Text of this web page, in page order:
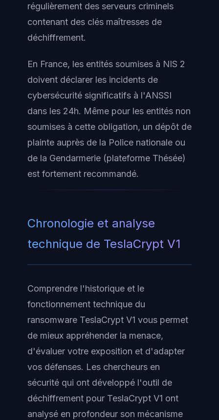
régulièrement des serveurs criminels
contenant des clés maîtresses de
déchiffrement.
En France, les entités soumises à NIS 2
doivent déclarer les incidents de
cybersécurité significatifs à l'ANSSI
dans les 24h. Même pour les entités non
soumises à cette obligation, un dépôt de
plainte auprès de la Police nationale ou
de la Gendarmerie (plateforme Thésée)
est fortement recommandé.
Chronologie et analyse
technique de TeslaCrypt V1
Comprendre l'historique et le
fonctionnement technique du
ransomware TeslaCrypt V1 vous permet
de mieux appréhender la menace,
d'évaluer votre exposition et d'adapter
vos défenses. Les chercheurs en
sécurité qui ont développé l'outil de
déchiffrement pour TeslaCrypt V1 ont
analysé en profondeur son mécanisme